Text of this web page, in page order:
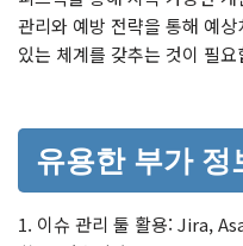
관리와 예방 전략을 통해 예
있는 체계를 갖추는 것이 필요
유용한 부가 정
1. 이슈 관리 툴 활용: Jira,